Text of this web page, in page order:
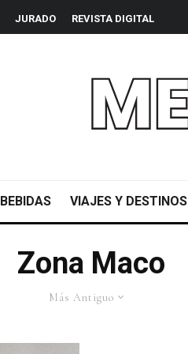
JURADO REVISTA DIGITAL
BEBIDAS VIAJES Y DESTINOS
Zona Maco
Más Antiguo